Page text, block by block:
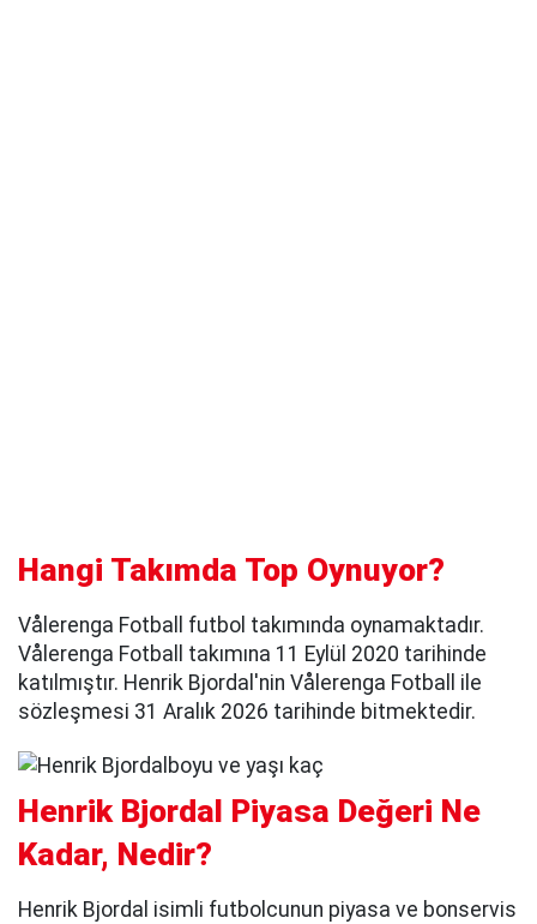
Hangi Takımda Top Oynuyor?
Vålerenga Fotball futbol takımında oynamaktadır.
Vålerenga Fotball takımına 11 Eylül 2020 tarihinde
katılmıştır. Henrik Bjordal'nin Vålerenga Fotball ile
sözleşmesi 31 Aralık 2026 tarihinde bitmektedir.
Henrik Bjordal Piyasa Değeri Ne
Kadar, Nedir?
Henrik Bjordal isimli futbolcunun piyasa ve bonservis